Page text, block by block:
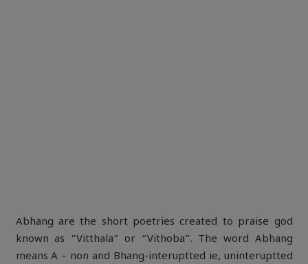
Abhang are the short poetries created to praise god
known as “Vitthala” or “Vithoba”. The word Abhang
means A – non and Bhang-interuptted ie, uninteruptted